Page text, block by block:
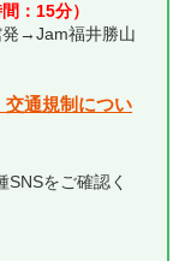
：15分）
→Jam福井勝山
通規制につい
をご確認く